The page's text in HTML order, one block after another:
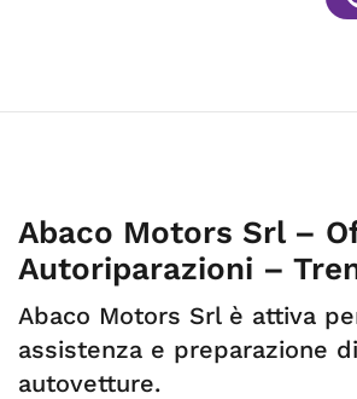
Abaco Motors Srl –
Autoriparazioni –
Abaco Motors Srl è attiva
assistenza e preparazione
autovetture.